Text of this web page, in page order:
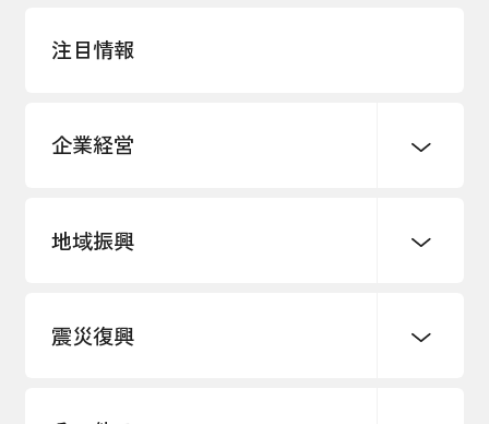
注目情報
企業経営
創業
事業承継・引継ぎ支援
地域振興
まちづくり
震災復興